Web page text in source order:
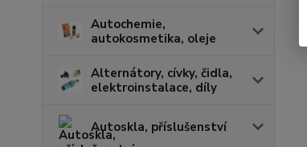
Autochemie,
autokosmetika, oleje
Alternátory, cívky, čidla,
elektroinstalace, díly
Autoskla, příslušenství